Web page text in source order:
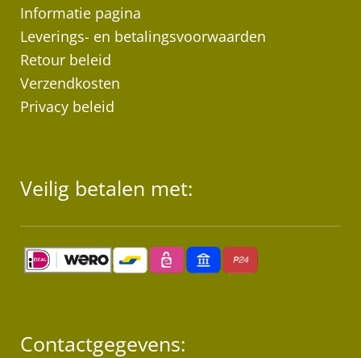
Informatie pagina
Leverings- en betalingsvoorwaarden
Retour beleid
Verzendkosten
Privacy beleid
Veilig betalen met:
Contactgegevens: